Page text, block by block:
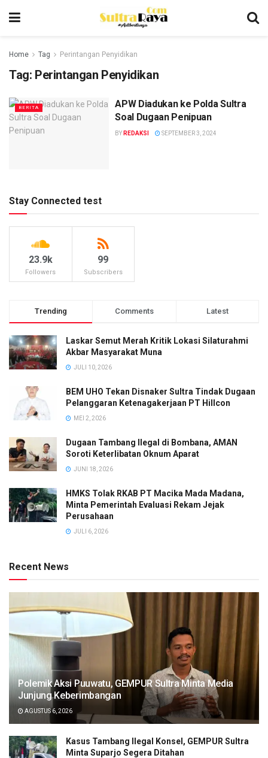
Home Tag Perintangan Penyidikan
Tag: Perintangan Penyidikan
BERITA
APW Diadukan ke Polda Sultra
Soal Dugaan Penipuan
BY REDAKSI SEPTEMBER 3, 2024
Stay Connected test
23.9k
Followers
99
Subscribers
Trending Comments Latest
Laskar Semut Merah Kritik Lokasi Silaturahmi
Akbar Masyarakat Muna
JULI 10, 2026
BEM UHO Tekan Disnaker Sultra Tindak Dugaan
Pelanggaran Ketenagakerjaan PT Hillcon
MEI 2, 2026
Dugaan Tambang Ilegal di Bombana, AMAN
Soroti Keterlibatan Oknum Aparat
JUNI 18, 2026
HMKS Tolak RKAB PT Macika Mada Madana,
Minta Pemerintah Evaluasi Rekam Jejak
Perusahaan
JULI 6, 2026
Recent News
Polemik Aksi Puuwatu, GEMPUR Sultra Minta Media
Junjung Keberimbangan
AGUSTUS 6, 2026
Kasus Tambang Ilegal Konsel, GEMPUR Sultra
Minta Suparjo Segera Ditahan